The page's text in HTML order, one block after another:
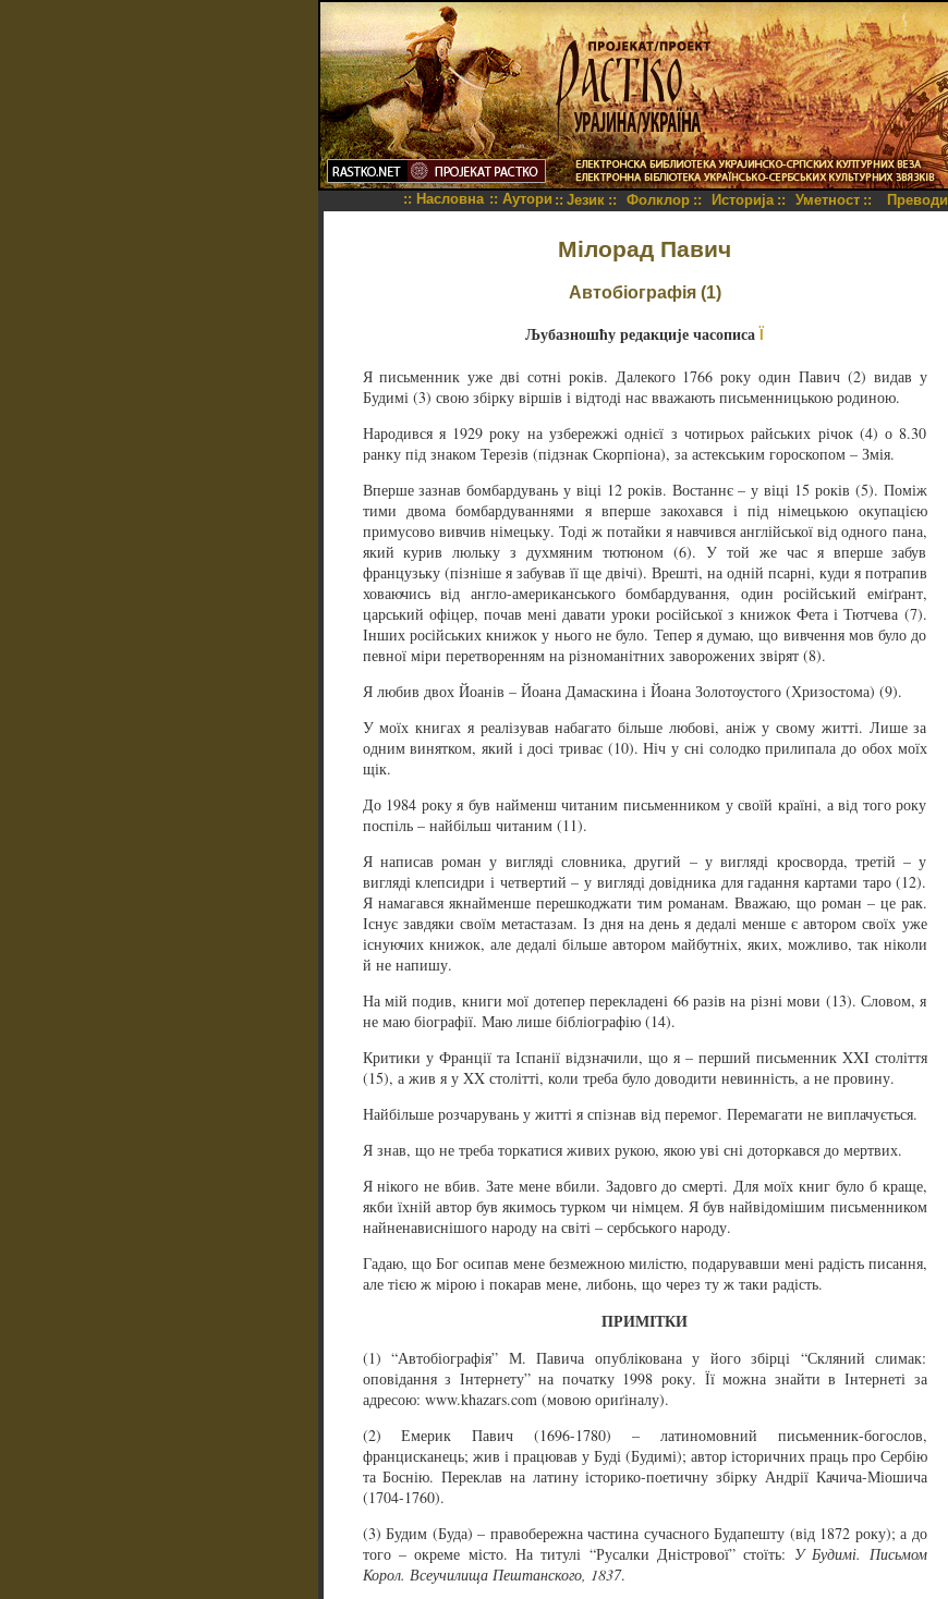
:: Насловна :: Аутори :: Језик :: Фолклор :: Историја :: Уметност :: Преводи
Мілорад Павич
Автобіографія (1)
Љубазношћу редакције часописа
Я письменник уже дві сотні років. Далекого 1766 року один Павич (2) видав у
Будимі (3) свою збірку віршів і відтоді нас вважають письменницькою родиною.
Народився я 1929 року на узбережжі однієї з чотирьох райських річок (4) о 8.30
ранку під знаком Терезів (підзнак Скорпіона), за астекським гороскопом – Змія.
Вперше зазнав бомбардувань у віці 12 років. Востаннє – у віці 15 років (5). Поміж
тими двома бомбардуваннями я вперше закохався і під німецькою окупацією
примусово вивчив німецьку. Тоді ж потайки я навчився англійської від одного пана,
який курив люльку з духмяним тютюном (6). У той же час я вперше забув
французьку (пізніше я забував її ще двічі). Врешті, на одній псарні, куди я потрапив
ховаючись від англо-американського бомбардування, один російський еміґрант,
царський офіцер, почав мені давати уроки російської з книжок Фета і Тютчева (7).
Інших російських книжок у нього не було. Тепер я думаю, що вивчення мов було до
певної міри перетворенням на різноманітних заворожених звірят (8).
Я любив двох Йоанів – Йоана Дамаскина і Йоана Золотоустого (Хризостома) (9).
У моїх книгах я реалізував набагато більше любові, аніж у свому житті. Лише за
одним винятком, який і досі триває (10). Ніч у сні солодко прилипала до обох моїх
щік.
До 1984 року я був найменш читаним письменником у своїй країні, а від того року
поспіль – найбільш читаним (11).
Я написав роман у вигляді словника, другий – у вигляді кросворда, третій – у
вигляді клепсидри і четвертий – у вигляді довідника для гадання картами таро (12).
Я намагався якнайменше перешкоджати тим романам. Вважаю, що роман – це рак.
Існує завдяки своїм метастазам. Із дня на день я дедалі менше є автором своїх уже
існуючих книжок, але дедалі більше автором майбутніх, яких, можливо, так ніколи
й не напишу.
На мій подив, книги мої дотепер перекладені 66 разів на різні мови (13). Словом, я
не маю біографії. Маю лише бібліографію (14).
Критики у Франції та Іспанії відзначили, що я – перший письменник XXI століття
(15), а жив я у XX столітті, коли треба було доводити невинність, а не провину.
Найбільше розчарувань у житті я спізнав від перемог. Перемагати не виплачується.
Я знав, що не треба торкатися живих рукою, якою уві сні доторкався до мертвих.
Я нікого не вбив. Зате мене вбили. Задовго до смерті. Для моїх книг було б краще,
якби їхній автор був якимось турком чи німцем. Я був найвідомішим письменником
найненависнішого народу на світі – сербського народу.
Гадаю, що Бог осипав мене безмежною милістю, подарувавши мені радість писання,
але тією ж мірою і покарав мене, либонь, що через ту ж таки радість.
ПРИМІТКИ
(1) “Автобіографія” М. Павича опублікована у його збірці “Скляний слимак:
оповідання з Інтернету” на початку 1998 року. Її можна знайти в Інтернеті за
адресою: www.khazars.com (мовою ориґіналу).
(2) Емерик Павич (1696-1780) – латиномовний письменник-богослов,
францисканець; жив і працював у Буді (Будимі); автор історичних праць про Сербію
та Боснію. Переклав на латину історико-поетичну збірку Андрії Качича-Міошича
(1704-1760).
(3) Будим (Буда) – правобережна частина сучасного Будапешту (від 1872 року); а до
того – окреме місто. На титулі “Русалки Дністрової” стоїть: У Будимі. Письмом
Корол. Всеучилища Пештанского, 1837.